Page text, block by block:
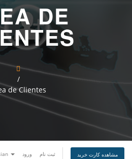
DE
/
de Clientes
ورود ثبت نام مشاهده کارت خرید